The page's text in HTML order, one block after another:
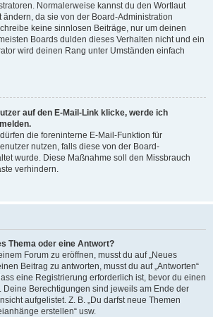
Normalerweise kannst du den Wortlaut
da sie von der Board-Administration
keine sinnlosen Beiträge, nur um deinen
Boards dulden dieses Verhalten nicht und ein
wird deinen Rang unter Umständen einfach
auf den E-Mail-Link klicke, werde ich
die foreninterne E-Mail-Funktion für
nutzen, falls diese von der Board-
wurde. Diese Maßnahme soll den Missbrauch
verhindern.
Thema oder eine Antwort?
Forum zu eröffnen, musst du auf „Neues
Beitrag zu antworten, musst du auf „Antworten“
eine Registrierung erforderlich ist, bevor du einen
Deine Berechtigungen sind jeweils am Ende der
aufgelistet. Z. B. „Du darfst neue Themen
erstellen“ usw.